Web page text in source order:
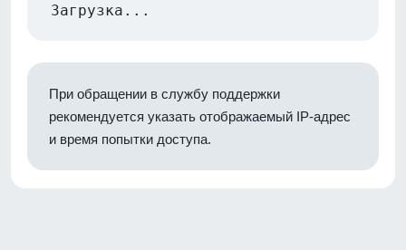
Загрузка...
При обращении в службу поддержки
рекомендуется указать отображаемый IP-адрес
и время попытки доступа.